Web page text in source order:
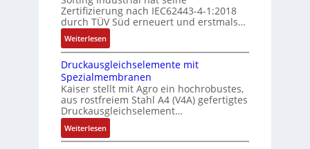
t
r
i
e
-
P
C
l
ä
s
s
u
n
k
m
o
d
u
l
e
b
Zertifizierung nach IEC62443-4-1:2018
durch TÜV Süd erneuert und erstmals…
Weiterlesen:
I
E
C
6
2
4
4
3
Druckausgleichselemente mit
Spezialmembranen
Kaiser stellt mit Agro ein hochrobustes,
aus rostfreiem Stahl A4 (V4A) gefertigtes
Druckausgleichselement…
Weiterlesen:
D